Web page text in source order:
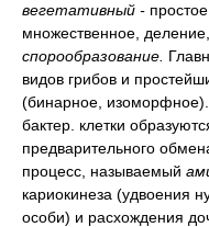
вегетативный -
множественное,
спорообразование.
видов грибов и
(бинарное,
бактер. клетки
предварительного
процесс, называемый
кариокинеза (удвоения
особи) и расхождения